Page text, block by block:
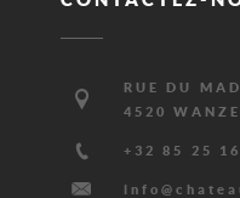
AdresseRUE DU
4520 WANZE
+32 85 25